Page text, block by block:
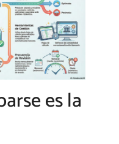
es la